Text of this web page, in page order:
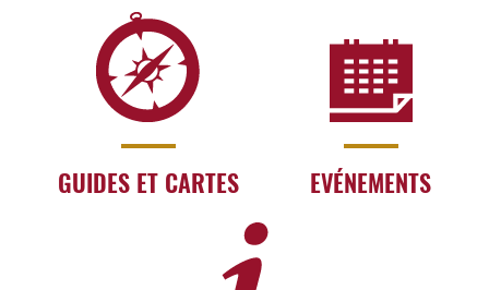
GUIDES ET CARTES EVÉNEMENTS